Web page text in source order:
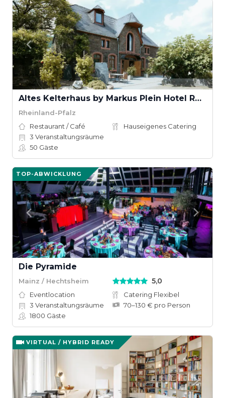
Altes Kelterhaus by Markus Plein Hotel Restaurant
Rheinland-Pfalz
Restaurant / Café
Hauseigenes Catering
3 Veranstaltungsräume
50 Gäste
TOP-ABWICKLUNG
Die Pyramide
Mainz / Hechtsheim 5,0
Eventlocation
Catering Flexibel
3 Veranstaltungsräume
70–130 € pro Person
1800 Gäste
VIRTUAL / HYBRID READY